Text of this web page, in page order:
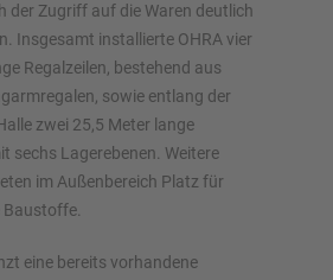
der Zugriff auf die Waren deutlich
Insgesamt installierte OHRA vier
Regalzeilen, bestehend aus
sowie entlang der
zwei 25,5 Meter lange
sechs Lagerebenen. Weitere
im Außenbereich Platz für
Baustoffe.
eine bereits vorhandene